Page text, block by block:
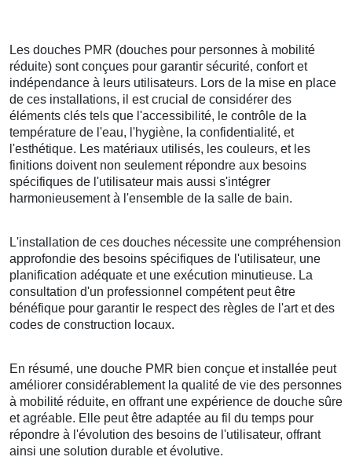
Les douches PMR (douches pour personnes à mobilité
réduite) sont conçues pour garantir sécurité, confort et
indépendance à leurs utilisateurs. Lors de la mise en place
de ces installations, il est crucial de considérer des
éléments clés tels que l'accessibilité, le contrôle de la
température de l'eau, l'hygiène, la confidentialité, et
l'esthétique. Les matériaux utilisés, les couleurs, et les
finitions doivent non seulement répondre aux besoins
spécifiques de l'utilisateur mais aussi s'intégrer
harmonieusement à l'ensemble de la salle de bain.
L'installation de ces douches nécessite une compréhension
approfondie des besoins spécifiques de l'utilisateur, une
planification adéquate et une exécution minutieuse. La
consultation d'un professionnel compétent peut être
bénéfique pour garantir le respect des règles de l'art et des
codes de construction locaux.
En résumé, une douche PMR bien conçue et installée peut
améliorer considérablement la qualité de vie des personnes
à mobilité réduite, en offrant une expérience de douche sûre
et agréable. Elle peut être adaptée au fil du temps pour
répondre à l'évolution des besoins de l'utilisateur, offrant
ainsi une solution durable et évolutive.